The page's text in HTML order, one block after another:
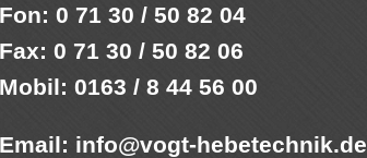
Fon: 0 71 30 / 50 82 04
Fax: 0 71 30 / 50 82 06
Mobil: 0163 / 8 44 56 00
Email: info@vogt-hebetechnik.de